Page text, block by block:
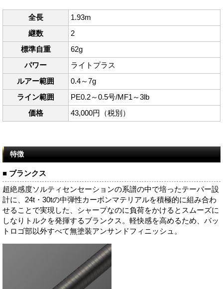
全長
1.93m
継数
2
標準自重
62g
パワー
ライトプラス
ルアー範囲
0.4～7g
ライン範囲
PE0.2～0.5号/MF1～3lb
価格
43,000円（税別）
特徴
■ ブランクス
超絶感度ソルティセンセーションの系譜の中で培ったテーパー設
計に、24t・30tの中弾性カーボンマテリアルを積極的に組み合わ
せることで実現した、シャープなのに負荷をかけるとスムーズに
しなりトルクを発揮するブランクス。軽快感を高めるため、バッ
トロゴ部以外すべて無塗装アンサンドフィニッシュ。